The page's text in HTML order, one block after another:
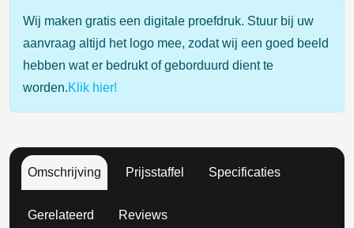
Wij maken gratis een digitale proefdruk. Stuur bij uw
aanvraag altijd het logo mee, zodat wij een goed beeld
hebben wat er bedrukt of geborduurd dient te
worden.Klik hier!
Omschrijving Prijsstaffel Specificaties
Gerelateerd Reviews